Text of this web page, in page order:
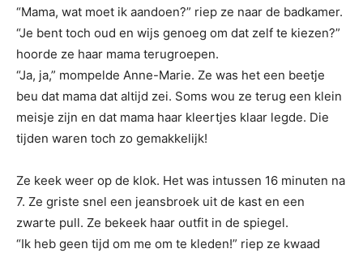
“Mama, wat moet ik aandoen?” riep ze naar de badkamer.
“Je bent toch oud en wijs genoeg om dat zelf te kiezen?”
hoorde ze haar mama terugroepen.
“Ja, ja,” mompelde Anne-Marie. Ze was het een beetje
beu dat mama dat altijd zei. Soms wou ze terug een klein
meisje zijn en dat mama haar kleertjes klaar legde. Die
tijden waren toch zo gemakkelijk!
Ze keek weer op de klok. Het was intussen 16 minuten na
7. Ze griste snel een jeansbroek uit de kast en een
zwarte pull. Ze bekeek haar outfit in de spiegel.
“Ik heb geen tijd om me om te kleden!” riep ze kwaad